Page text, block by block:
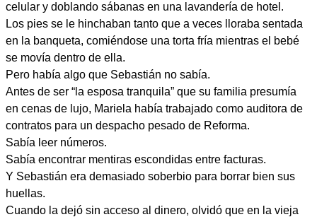
celular y doblando sábanas en una lavandería de hotel.
Los pies se le hinchaban tanto que a veces lloraba sentada
en la banqueta, comiéndose una torta fría mientras el bebé
se movía dentro de ella.
Pero había algo que Sebastián no sabía.
Antes de ser “la esposa tranquila” que su familia presumía
en cenas de lujo, Mariela había trabajado como auditora de
contratos para un despacho pesado de Reforma.
Sabía leer números.
Sabía encontrar mentiras escondidas entre facturas.
Y Sebastián era demasiado soberbio para borrar bien sus
huellas.
Cuando la dejó sin acceso al dinero, olvidó que en la vieja